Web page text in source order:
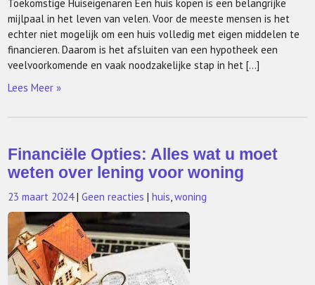
Toekomstige Huiseigenaren Een huis kopen is een belangrijke
mijlpaal in het leven van velen. Voor de meeste mensen is het
echter niet mogelijk om een huis volledig met eigen middelen te
financieren. Daarom is het afsluiten van een hypotheek een
veelvoorkomende en vaak noodzakelijke stap in het […]
Lees Meer »
Financiële Opties: Alles wat u moet
weten over lening voor woning
23 maart 2024 |Geen reacties |huis,woning